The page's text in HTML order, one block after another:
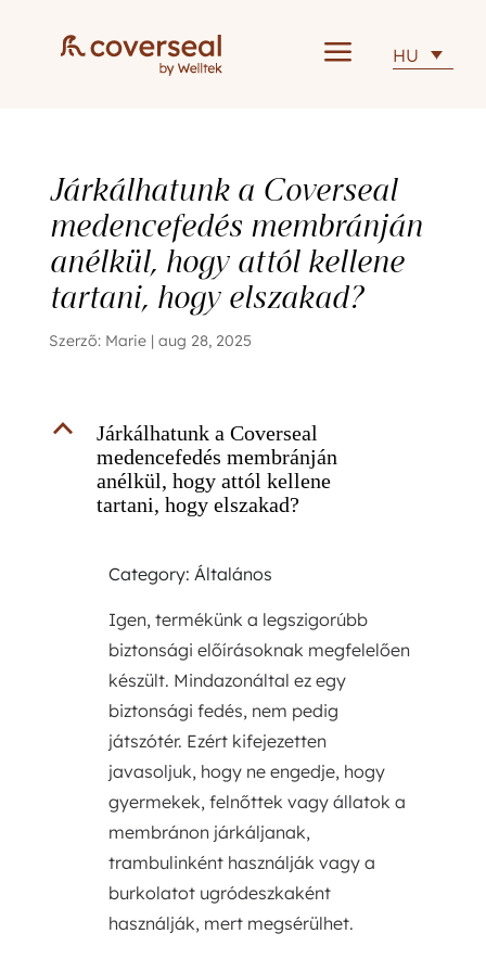
a HU
Járkálhatunk a Coverseal
medencefedés membránján
anélkül, hogy attól kellene
tartani, hogy elszakad?
Szerző: Marie| aug 28, 2025
B
Járkálhatunk a Coverseal
medencefedés membránján
anélkül, hogy attól kellene
tartani, hogy elszakad?
Category: Általános
Igen, termékünk a legszigorúbb
biztonsági előírásoknak megfelelően
készült. Mindazonáltal ez egy
biztonsági fedés, nem pedig
játszótér. Ezért kifejezetten
javasoljuk, hogy ne engedje, hogy
gyermekek, felnőttek vagy állatok a
membránon járkáljanak,
trambulinként használják vagy a
burkolatot ugródeszkaként
használják, mert megsérülhet.